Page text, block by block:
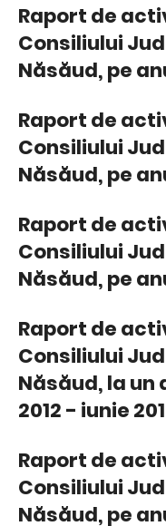
Raport de
Consiliului
Năsăud, pe
Raport de
Consiliului
Năsăud, pe
Raport de
Consiliului
Năsăud, pe
Raport de
Consiliului
Năsăud, la un
2012 - iunie
Raport de
Consiliului
Năsăud, pe